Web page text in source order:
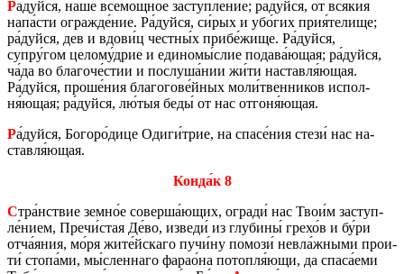
Ра́дуйся, на́ше всемо́щное за­ступ­ле́ние; ра́дуйся, от вся́кия
напа́сти ограж­де́ние. Ра́дуйся, си́рых и убо́гих прия́те­ли­ще;
ра́дуйся, дев и вдови́ц чест­ны́х прибе́жище. Ра́дуйся,
супру́гом це­ло­му́дрие и еди­но­мы́слие по­да­ва́ющая; ра́дуйся,
ча́да во бла­го­че́стии и по­слу­ша́нии жи́ти на­став­ля́ющая.
Ра́дуйся, проше́ния бла­го­го­ве́йных моли́твен­ни­ков ис­пол­
ня́ющая; ра́дуйся, лю́тыя беды́ от нас от­го­ня́ющая.
Ра́дуйся, Бо­го­ро́дице Одиги́трие, на спасе́ния стези́ нас на­
став­ля́ющая.
Конда́к 8
Стра́нствие земно́е со­вер­ша́ющих, огра­ди́ нас Твои́м за­ступ­
ле́нием, Пречи́стая Де́во, из­ве­ди́ из глу­би­ны́ грехо́в и бу́ри
отча́яния, мо́ря жите́йска­го пучи́ну по­мо­зи́ невла́жными про­и­
ти́ стопа́ми, мы́слен­на­го фарао́на по­топ­ля́ющи, да спаса́еми